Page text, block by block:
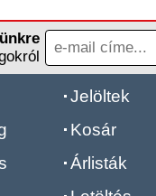
Jelöltek
Kosár
Árlisták